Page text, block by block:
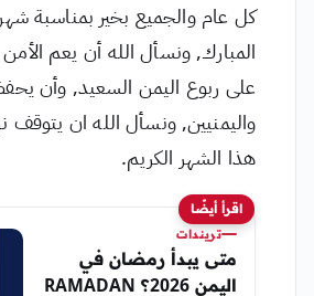
كل عام والجميع بخير بمناسبة
المبارك, ونسأل الله أن يعم الأمن
على ربوع اليمن السعيد, وأن
واليمنيين, ونسأل الله ان يتوقف
هذا الشهر الكريم.
اقرأ أيضًا
تريندات
متى يبدأ رمضان في
اليمن 2026؟ RAMADAN